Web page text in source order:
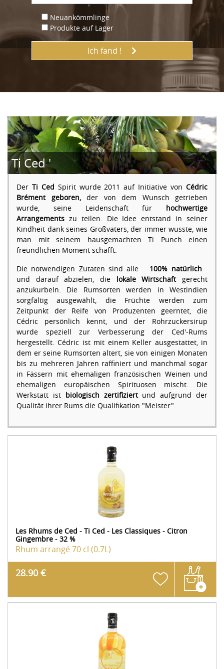
Neuankömmlinge
Produkte auf Lager
Ich fand !
Ti Ced '
Der Ti Ced Spirit wurde 2011 auf Initiative vonCédric
Brément geboren,der von dem Wunsch getrieben
wurde, seine Leidenschaft für hochwertige
Arrangements zu teilen. Die Idee entstand in seiner
Kindheit dank seines Großvaters, der immer wusste, wie
man mit seinem hausgemachten Ti Punch einen
freundlichen Moment schafft.
Die notwendigen Zutaten sind alle
100% natürlich
und darauf abzielen, die lokale Wirtschaftgerecht
anzukurbeln. Die Rumsorten werden in Westindien
sorgfältig ausgewählt, die Früchte werden zum
Zeitpunkt der Reife von Produzenten geerntet, die
Cédric persönlich kennt, und der Rohrzuckersirup
wurde speziell zur Verbesserung der Ced'-Rums
hergestellt. Cédric ist mit einem Keller ausgestattet, in
dem er seine Rumsorten altert, sie von einigen Monaten
bis zu mehreren Jahren raffiniert und manchmal sogar
in Fässern mit ehemaligen französischen Weinen und
ehemaligen europäischen Spirituosen mischt. Die
Werkstatt ist biologisch zertifiziertund aufgrund der
Qualität ihrer Rums die Qualifikation "Meister".
Les Rhums de Ced - Ti Ced - Les Classiques - Citron
Gingembre - 32 %
Rhum arrangé70 cl (0.7L)
28.90 €